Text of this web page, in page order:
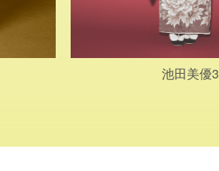
池田美優3